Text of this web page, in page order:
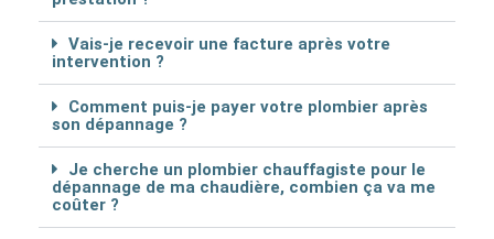
Vais-je recevoir une facture après votre
intervention ?
Comment puis-je payer votre plombier après
son dépannage ?
Je cherche un plombier chauffagiste pour le
dépannage de ma chaudière, combien ça va me
coûter ?